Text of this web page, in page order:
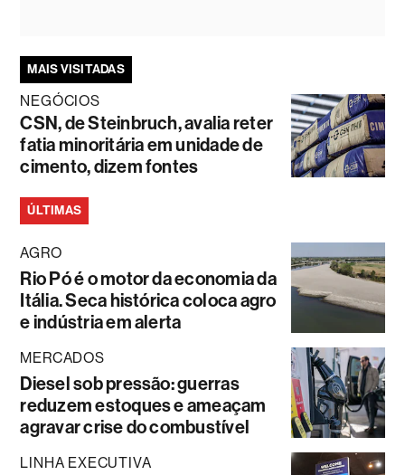
MAIS VISITADAS
NEGÓCIOS
CSN, de Steinbruch, avalia reter
fatia minoritária em unidade de
cimento, dizem fontes
ÚLTIMAS
AGRO
Rio Pó é o motor da economia da
Itália. Seca histórica coloca agro
e indústria em alerta
MERCADOS
Diesel sob pressão: guerras
reduzem estoques e ameaçam
agravar crise do combustível
LINHA EXECUTIVA